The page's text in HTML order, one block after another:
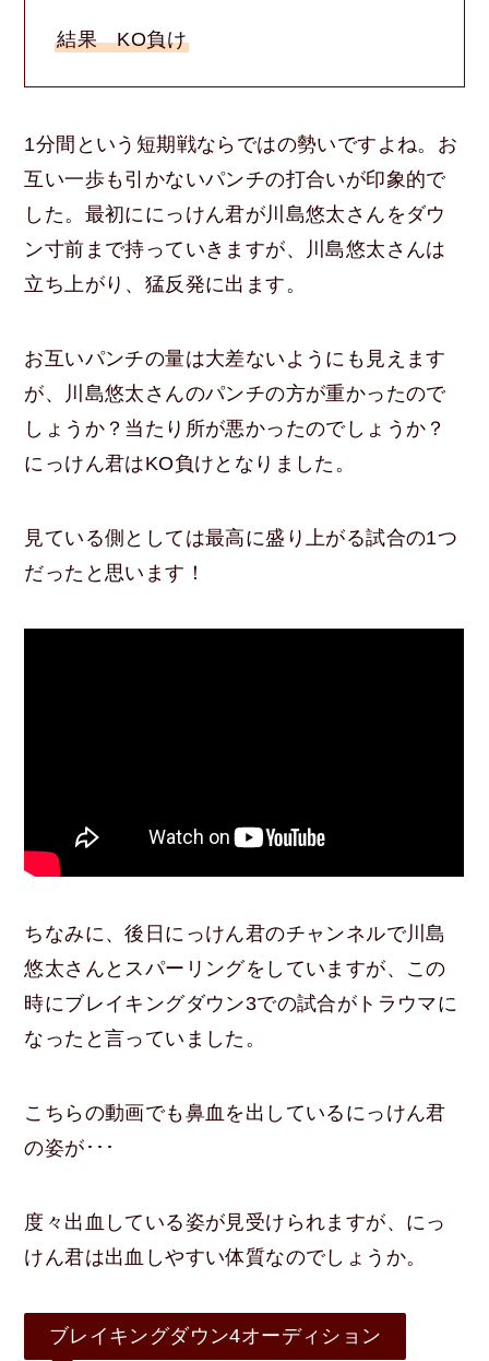
結果 KO負け
1分間という短期戦ならではの勢いですよね。お
互い一歩も引かないパンチの打合いが印象的で
した。最初ににっけん君が川島悠太さんをダウ
ン寸前まで持っていきますが、川島悠太さんは
立ち上がり、猛反発に出ます。
お互いパンチの量は大差ないようにも見えます
が、川島悠太さんのパンチの方が重かったので
しょうか？当たり所が悪かったのでしょうか？
にっけん君はKO負けとなりました。
見ている側としては最高に盛り上がる試合の1つ
だったと思います！
ちなみに、後日にっけん君のチャンネルで川島
悠太さんとスパーリングをしていますが、この
時にブレイキングダウン3での試合がトラウマに
なったと言っていました。
こちらの動画でも鼻血を出しているにっけん君
の姿が･･･
度々出血している姿が見受けられますが、にっ
けん君は出血しやすい体質なのでしょうか。
ブレイキングダウン4オーディション